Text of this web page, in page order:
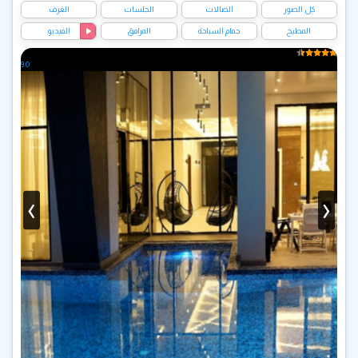
كل الصور الصالات الجلسات الغرف
المطبخ حمام السباحة المرافق الفيديو
9.0
‹ ›